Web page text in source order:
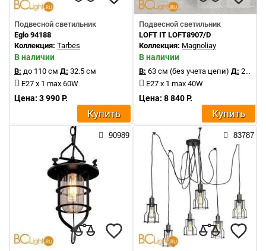
Подвесной светильник
Eglo 94188
Коллекция: Tarbes
В наличии
В: до 110 см Д: 32.5 см
E27 x 1 max 60W
Цена: 3 990 Р.
Купить
Подвесной светильник
LOFT IT LOFT8907/D
Коллекция: Magnoliay
В наличии
В: 63 см (без учета цепи) Д: 23 см
E27 x 1 max 40W
Цена: 8 840 Р.
Купить
90989 83787